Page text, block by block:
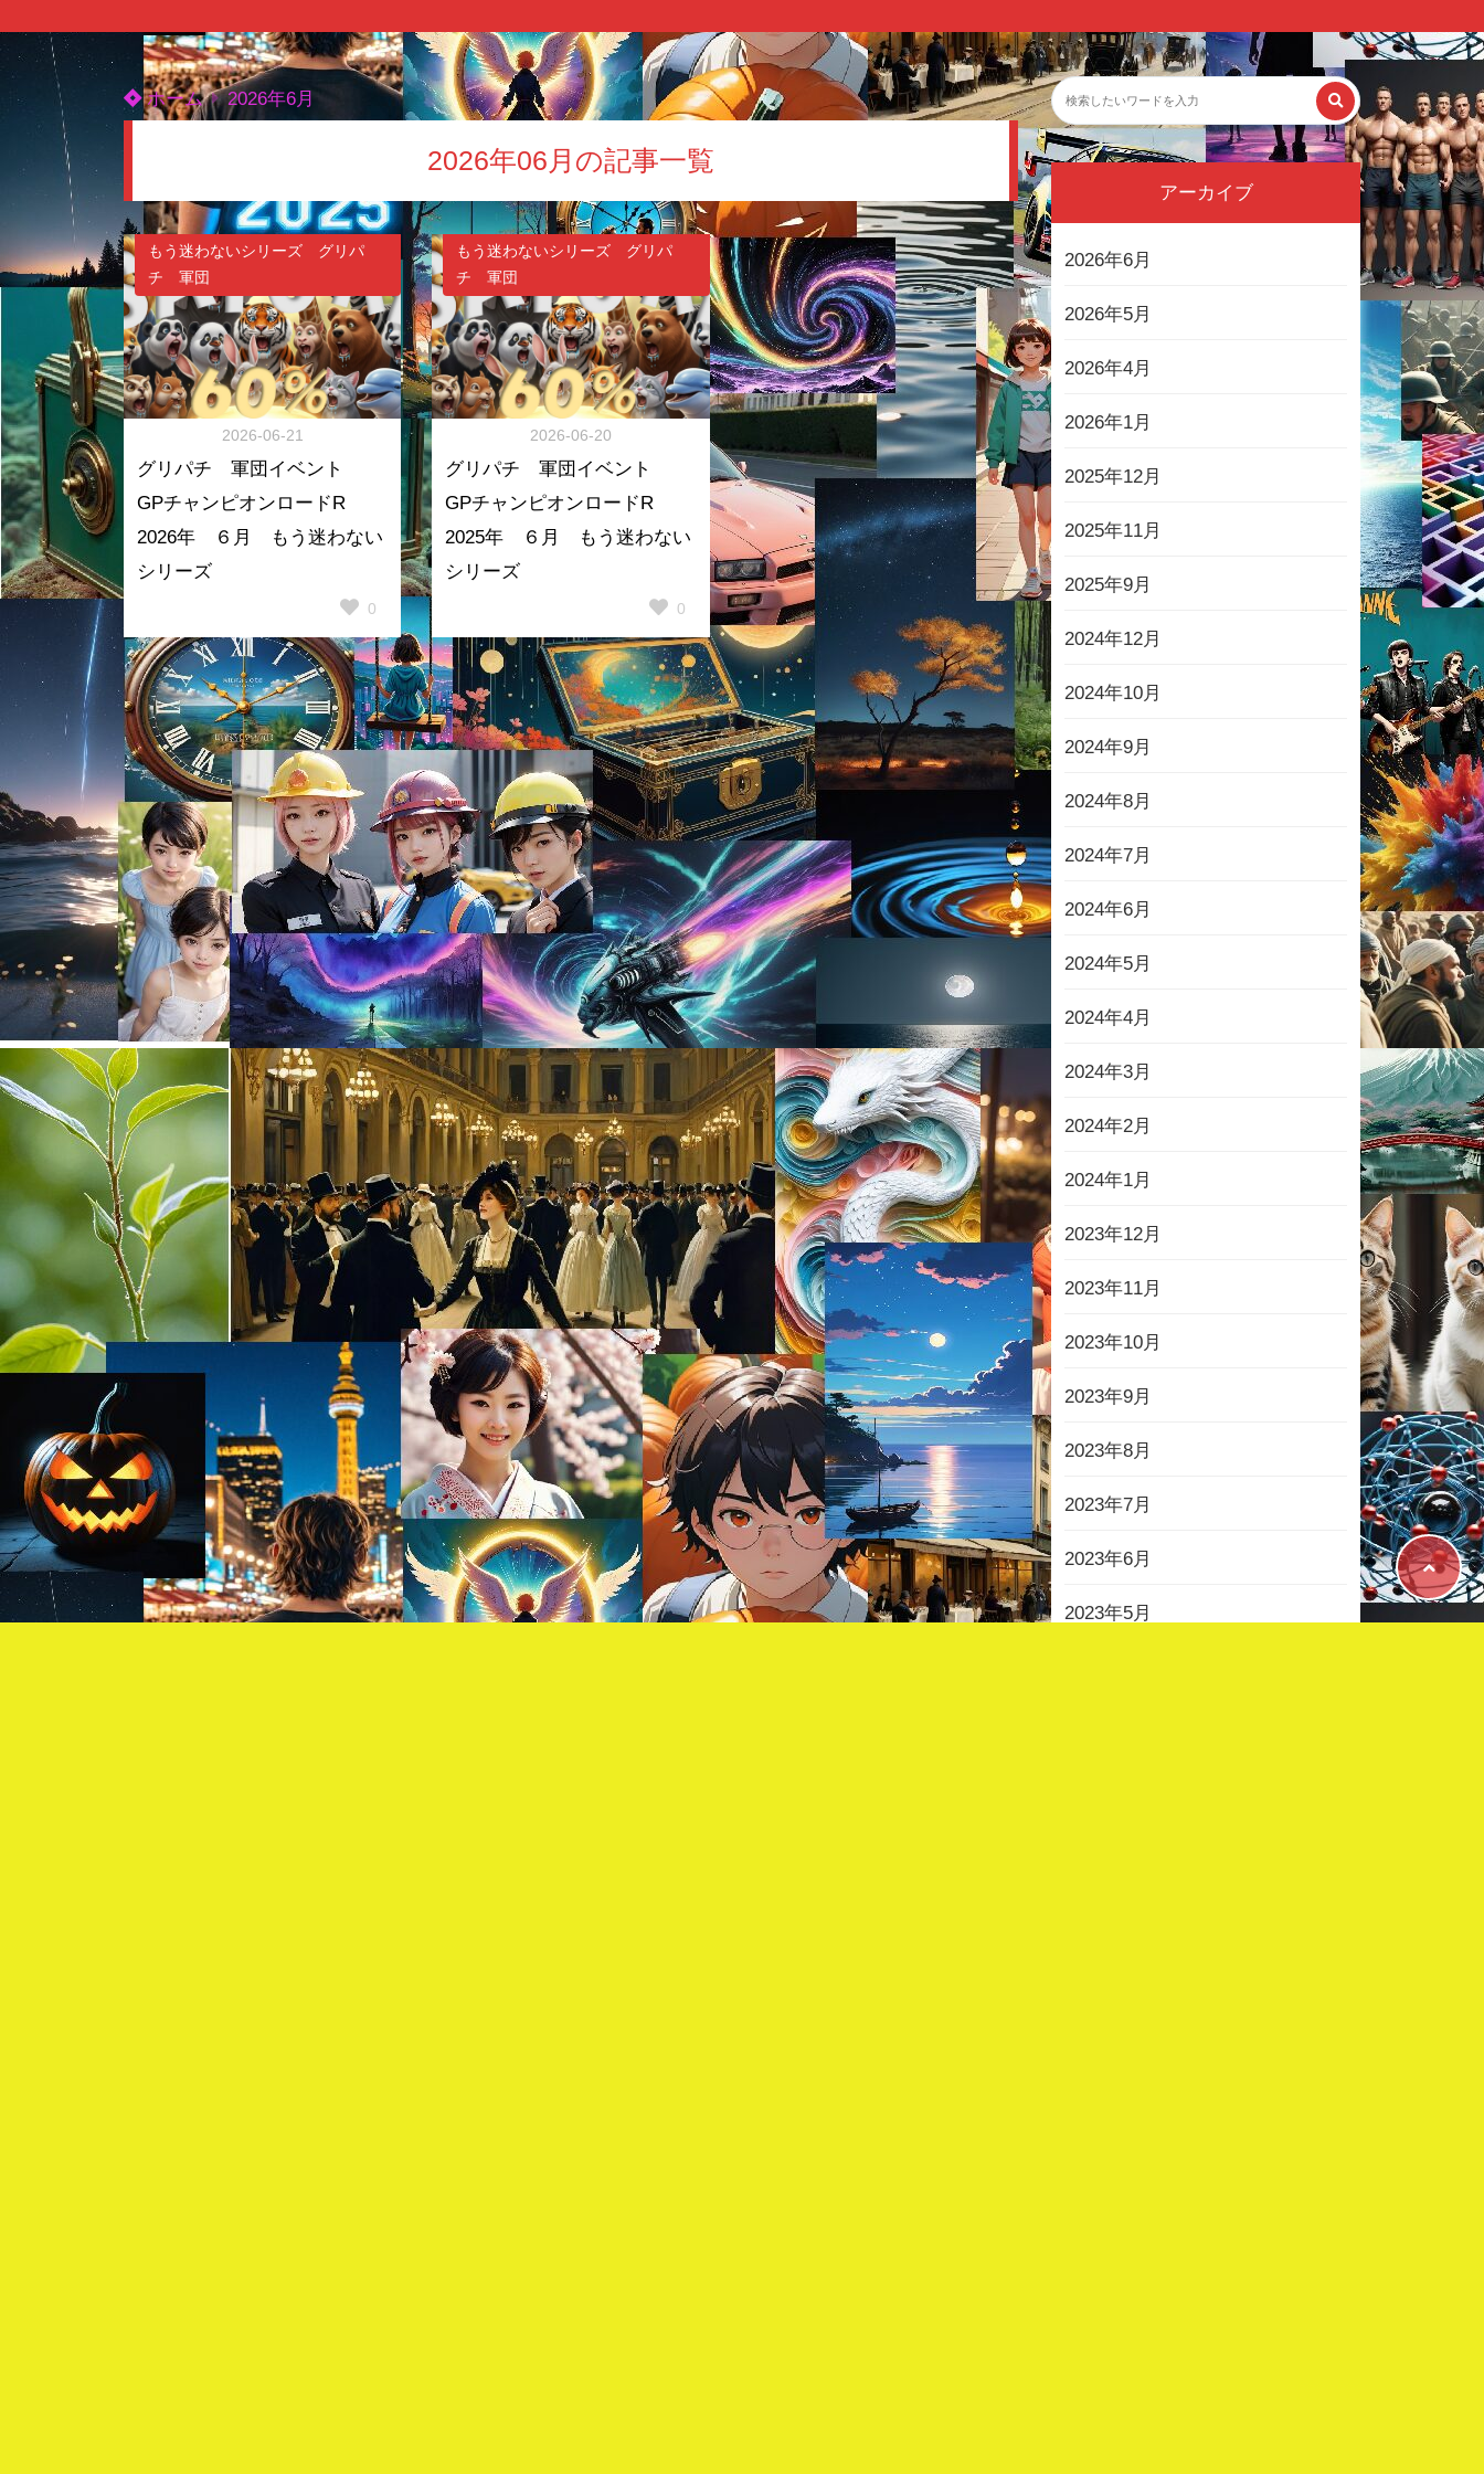
ホーム 2026年6月
2026年06月の記事一覧
もう迷わないシリーズ グリパ
チ 軍団
2026-06-21
グリパチ 軍団イベント
GPチャンピオンロードR
2026年 ６月 もう迷わない
シリーズ
0
もう迷わないシリーズ グリパ
チ 軍団
2026-06-20
グリパチ 軍団イベント
GPチャンピオンロードR
2025年 ６月 もう迷わない
シリーズ
0
アーカイブ
2026年6月
2026年5月
2026年4月
2026年1月
2025年12月
2025年11月
2025年9月
2024年12月
2024年10月
2024年9月
2024年8月
2024年7月
2024年6月
2024年5月
2024年4月
2024年3月
2024年2月
2024年1月
2023年12月
2023年11月
2023年10月
2023年9月
2023年8月
2023年7月
2023年6月
2023年5月